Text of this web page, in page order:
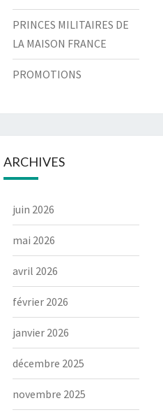
PRINCES MILITAIRES DE
LA MAISON FRANCE
PROMOTIONS
ARCHIVES
juin 2026
mai 2026
avril 2026
février 2026
janvier 2026
décembre 2025
novembre 2025